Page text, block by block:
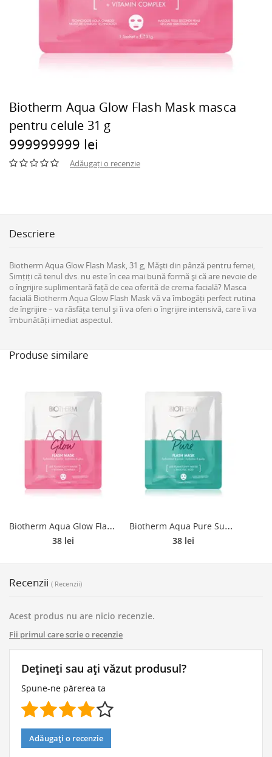
Biotherm Aqua Glow Flash Mask masca
pentru celule 31 g
999999999 lei
Adăugați o recenzie
Descriere
Biotherm Aqua Glow Flash Mask, 31 g, Măști din pânză pentru femei,
Simțiți că tenul dvs. nu este în cea mai bună formă și că are nevoie de
o îngrijire suplimentară față de cea oferită de crema facială? Masca
facială Biotherm Aqua Glow Flash Mask vă va îmbogăți perfect rutina
de îngrijire – va răsfăța tenul și îi va oferi o îngrijire intensivă, care îi va
îmbunătăți imediat aspectul.
Produse similare
B
iotherm Aqua Glow Flash Mask masca pentru celule 31 g
38 lei
B
iotherm Aqua Pure Super Concentrate masca pentru celule cu efect de hidratare pentru regenerarea pielii 31 g
38 lei
Recenzii ( Recenzii)
Acest produs nu are nicio recenzie.
Fii primul care scrie o recenzie
Dețineți sau ați văzut produsul?
Spune-ne părerea ta
Adăugați o recenzie